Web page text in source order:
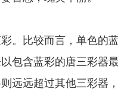
比较而言，单色的
包含蓝彩的唐三彩器
远远超过其他三彩器